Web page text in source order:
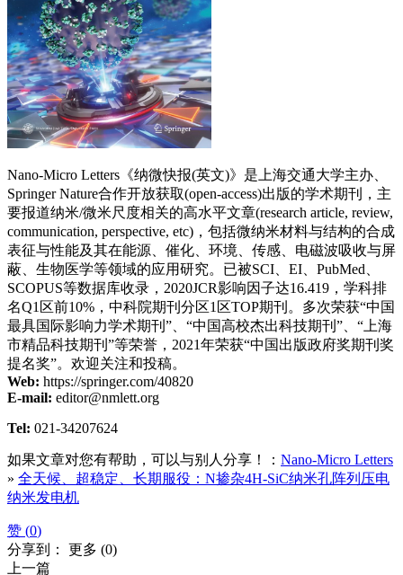
Nano-Micro Letters《纳微快报(英文)》是上海交通大学主办、
Springer Nature合作开放获取(open-access)出版的学术期刊，主
要报道纳米/微米尺度相关的高水平文章(research article, review,
communication, perspective, etc)，包括微纳米材料与结构的合成
表征与性能及其在能源、催化、环境、传感、电磁波吸收与屏
蔽、生物医学等领域的应用研究。已被SCI、EI、PubMed、
SCOPUS等数据库收录，2020JCR影响因子达16.419，学科排
名Q1区前10%，中科院期刊分区1区TOP期刊。多次荣获“中国
最具国际影响力学术期刊”、“中国高校杰出科技期刊”、“上海
市精品科技期刊”等荣誉，2021年荣获“中国出版政府奖期刊奖
提名奖”。欢迎关注和投稿。
Web: https://springer.com/40820
E-mail: editor@nmlett.org
Tel: 021-34207624
如果文章对您有帮助，可以与别人分享！： Nano-Micro Letters
» 全天候、超稳定、长期服役：N掺杂4H-SiC纳米孔阵列压电
纳米发电机
赞 (0)
分享到： 更多 (0)
上一篇